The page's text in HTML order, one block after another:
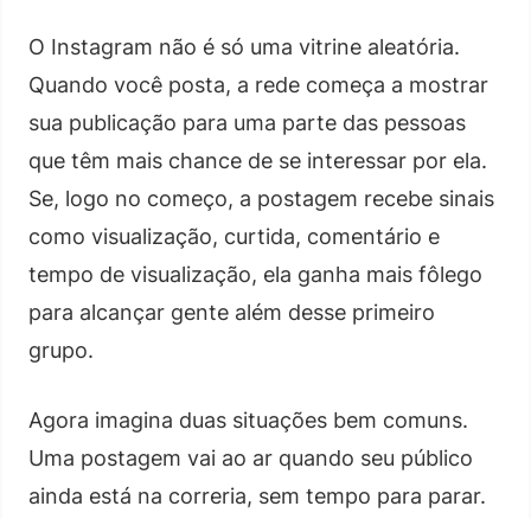
O Instagram não é só uma vitrine aleatória.
Quando você posta, a rede começa a mostrar
sua publicação para uma parte das pessoas
que têm mais chance de se interessar por ela.
Se, logo no começo, a postagem recebe sinais
como visualização, curtida, comentário e
tempo de visualização, ela ganha mais fôlego
para alcançar gente além desse primeiro
grupo.
Agora imagina duas situações bem comuns.
Uma postagem vai ao ar quando seu público
ainda está na correria, sem tempo para parar.